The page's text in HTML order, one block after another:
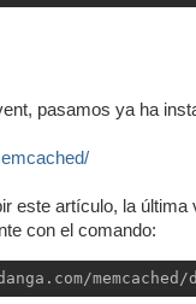
pasamos ya ha
este artículo, la
con el comando: